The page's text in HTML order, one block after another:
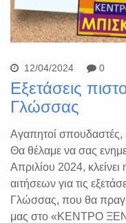
12/04/2024 0
Εξετάσεις
Γλώσσας
Αγαπητοί σπουδαστές,
Θα θέλαμε να σας
Απριλίου 2024,
αιτήσεων για τις
Γλώσσας, που θα
μας στο «ΚΕΝΤΡΟ